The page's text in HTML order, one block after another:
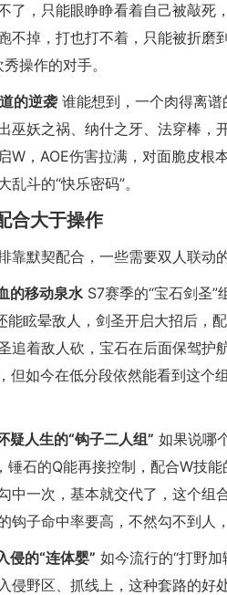
了，只能眼睁睁看着自己被敲
不掉，打也打不着，只能被折磨
操作的对手。
的逆袭谁能想到，一个肉得离谱
巫妖之祸、纳什之牙、法穿棒
W，AOE伤害拉满，对面脆皮根
斗的“快乐密码”。
合大于操作
靠默契配合，一些需要双人联动
的移动泉水 S7赛季的“宝石剑圣
能眩晕敌人，剑圣开启大招后，
追着敌人砍，宝石在后面保驾
但如今在低分段依然能看到这
疑人生的“钩子二人组” 如果说哪
锤石的Q能再接控制，配合W技
中一次，基本就交代了，这个
钩子命中率要高，不然勾不到人
侵的“连体婴” 如今流行的“打野
侵野区、抓线上，这种套路的